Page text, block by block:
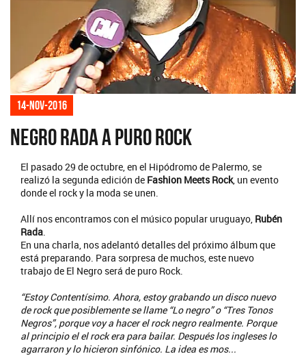
14-nov-2016
Negro Rada a puro rock
El pasado 29 de octubre, en el Hipódromo de Palermo, se
realizó la segunda edición de Fashion Meets Rock, un evento
donde el rock y la moda se unen.
Allí nos encontramos con el músico popular uruguayo, Rubén
Rada.
En una charla, nos adelantó detalles del próximo álbum que
está preparando. Para sorpresa de muchos, este nuevo
trabajo de El Negro será de puro Rock.
“Estoy Contentísimo. Ahora, estoy grabando un disco nuevo
de rock que posiblemente se llame “Lo negro” o “Tres Tonos
Negros”, porque voy a hacer el rock negro realmente. Porque
al principio el el rock era para bailar. Después los ingleses lo
agarraron y lo hicieron sinfónico. La idea es mos...